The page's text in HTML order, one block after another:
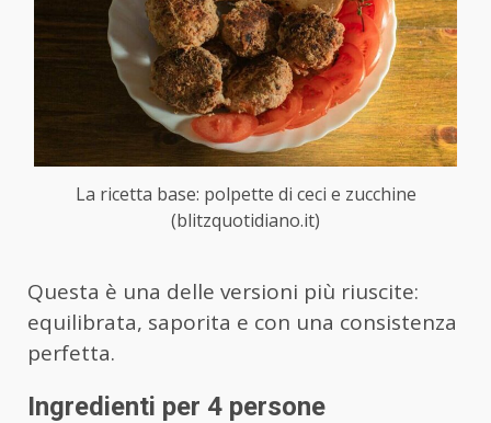
La ricetta base: polpette di ceci e zucchine
(blitzquotidiano.it)
Questa è una delle versioni più riuscite:
equilibrata, saporita e con una consistenza
perfetta.
Ingredienti per 4 persone